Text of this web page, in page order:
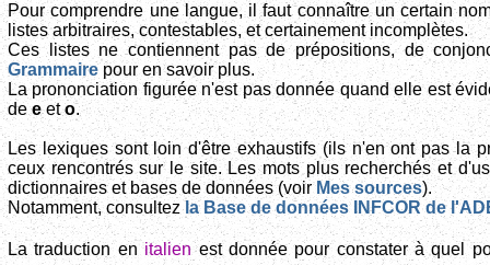
Pour comprendre une langue, il faut connaître un certain
listes arbitraires, contestables, et certainement incomplètes.
Ces listes ne contiennent pas de prépositions, de
Grammairepour en savoir plus.
La prononciation figurée n'est pas donnée quand elle est
deeeto.
Les lexiques sont loin d'être exhaustifs (ils n'en ont pas la
ceux rencontrés sur le site. Les mots plus recherchés et
dictionnaires et bases de données (voir Mes sources).
Notamment, consultezla Base de données INFCOR de
La traduction en italienest donnée pour constater à quel